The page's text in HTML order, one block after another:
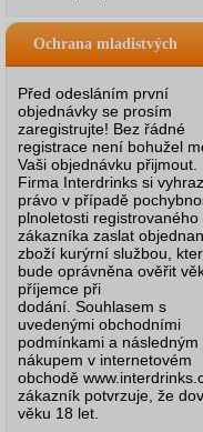
Ochrana mladistvých
Před odesláním první
objednávky se prosím
zaregistrujte! Bez řádné
registrace není bohužel
Vaši objednávku přijmout.
Firma Interdrinks si
právo v případě
plnoletosti registrovaného
zákazníka zaslat
zboží kurýrní službou,
bude oprávněna ověřit
příjemce při
dodání. Souhlasem s
uvedenými obchodními
podmínkami a následným
nákupem v internetovém
obchodě
zákazník potvrzuje, že
věku 18 let.